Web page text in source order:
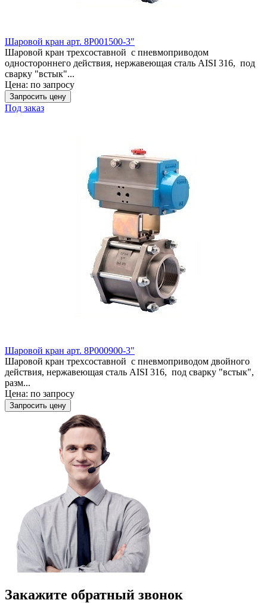
Шаровой кран арт. 8Р001500-3"
Шаровой кран трехсоставной с пневмоприводом
одностороннего действия, нержавеющая сталь AISI 316, под
сварку "встык"...
Цена: по запросу
Запросить цену
Под заказ
Шаровой кран арт. 8P000900-3"
Шаровой кран трехсоставной с пневмоприводом двойного
действия, нержавеющая сталь AISI 316, под сварку "встык",
разм...
Цена: по запросу
Запросить цену
Закажите обратный звонок